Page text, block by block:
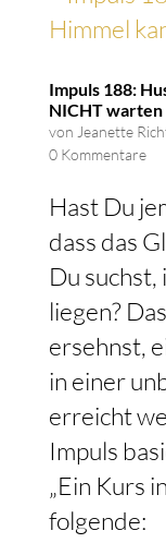
Impuls 188:
NICHT warten
von Jeanette
0 Kommentare
Hast Du
dass das
Du
liegen?
ersehnst,
in einer
erreicht
Impuls
„Ein Kurs
folgende: